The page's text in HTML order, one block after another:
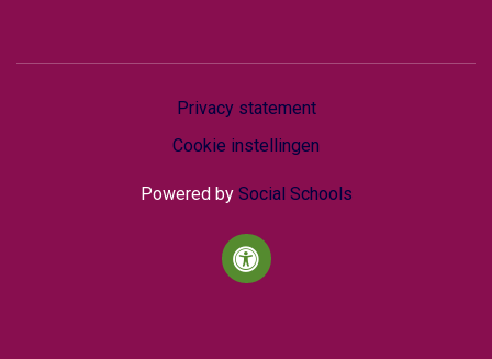
Privacy statement
Cookie instellingen
Powered by Social Schools